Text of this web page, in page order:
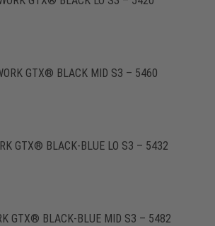
GTX® BLACK MID S3 – 5460
GTX® BLACK-BLUE LO S3 – 5432
GTX® BLACK-BLUE MID S3 – 5482